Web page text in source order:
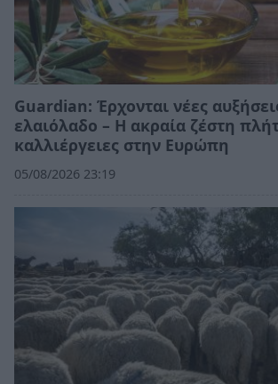
Guardian: Έρχονται νέες
ελαιόλαδο – Η ακραία ζέστη
καλλιέργειες στην Ευρώπη
05/08/2026 23:19